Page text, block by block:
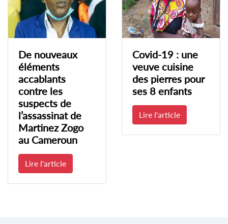
De nouveaux
éléments
accablants
contre les
suspects de
l’assassinat de
Martinez Zogo
au Cameroun
Lire l'article
Covid-19 : une
veuve cuisine
des pierres pour
ses 8 enfants
Lire l'article